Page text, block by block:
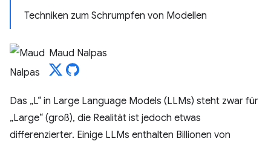
Techniken zum Schrumpfen von Modellen
Maud Nalpas
Das „L“ in Large Language Models (LLMs) steht zwar für
„Large“ (groß), die Realität ist jedoch etwas
differenzierter. Einige LLMs enthalten Billionen von